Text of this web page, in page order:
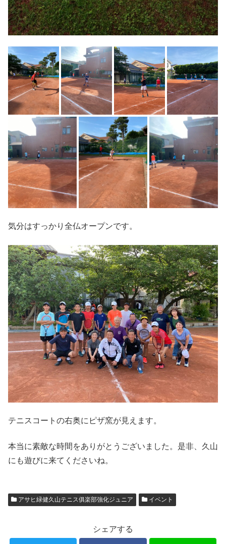
気分はすっかり全仏オープンです。
テニスコートの右奥にピザ窯が見えます。
本当に素敵な時間をありがとうございました。是非、久山
にも遊びに来てくださいね。
アサヒ緑健久山テニス俱楽部強化ジュニア イベント
シェアする